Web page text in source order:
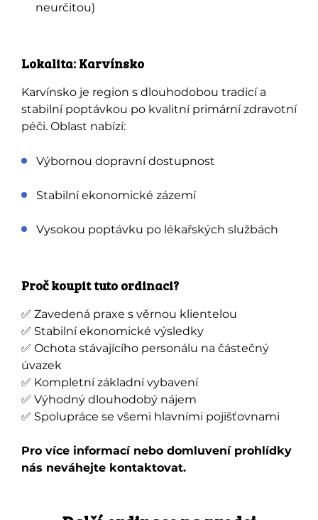
neurčitou)
Lokalita: Karvínsko
Karvínsko je region s dlouhodobou tradicí a
stabilní poptávkou po kvalitní primární zdravotní
péči. Oblast nabízí:
Výbornou dopravní dostupnost
Stabilní ekonomické zázemí
Vysokou poptávku po lékařských službách
Proč koupit tuto ordinaci?
✅ Zavedená praxe s věrnou klientelou
✅ Stabilní ekonomické výsledky
✅ Ochota stávajícího personálu na částečný
úvazek
✅ Kompletní základní vybavení
✅ Výhodný dlouhodobý nájem
✅ Spolupráce se všemi hlavními pojišťovnami
Pro více informací nebo domluvení prohlídky
nás neváhejte kontaktovat.